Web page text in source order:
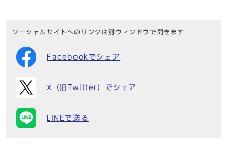
ソーシャルサイトへのリンクは別ウィンドウで開きます
Facebookでシェア
X（旧Twitter）でシェア
LINEで送る